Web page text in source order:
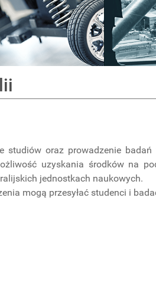
studiów oraz prowadzenie
uzyskania środków na
jednostkach naukowych.
mogą przesyłać studenci i